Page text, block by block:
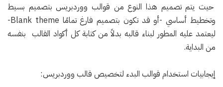
حيث يتم تصميم هذا النوع من قوالب ووردبريس بتصميم بسيط
وتخطيط أساسي -أو قد تكون بتصميم فارغ تمامًا Blank theme-
ليعتمد عليه المطور لبناء قالبه بدلاً من كتابة كل أكواد القالب بنفسه
من البداية.
إيجابيات استخدام قوالب البدء لتخصيص قالب ووردبريس: